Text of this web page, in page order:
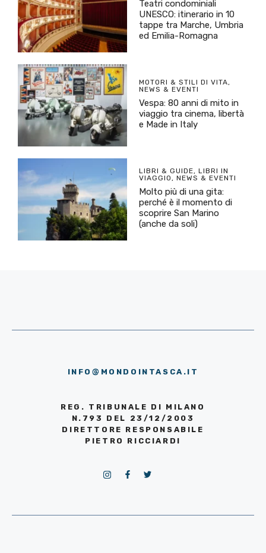
Teatri condominiali
UNESCO: itinerario in 10
tappe tra Marche, Umbria
ed Emilia-Romagna
MOTORI & STILI DI VITA,
NEWS & EVENTI
Vespa: 80 anni di mito in
viaggio tra cinema, libertà
e Made in Italy
LIBRI & GUIDE, LIBRI IN
VIAGGIO , NEWS & EVENTI
Molto più di una gita:
perché è il momento di
scoprire San Marino
(anche da soli)
INFO@MONDOINTASCA.IT
REG. TRIBUNALE DI MILANO
N.793 DEL 23/12/2003
DIRETTORE RESPONSABILE
PIETRO RICCIARDI